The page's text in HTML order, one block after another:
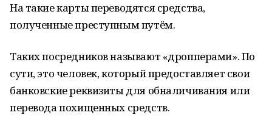
На такие карты переводятся средства,
полученные преступным путём.
Таких посредников называют «дропперами». По
сути, это человек, который предоставляет свои
банковские реквизиты для обналичивания или
перевода похищенных средств.